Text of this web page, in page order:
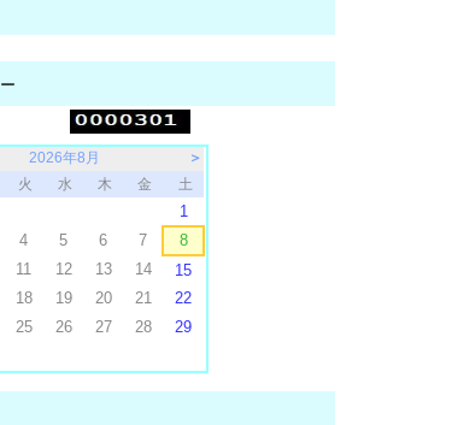
2026年8月
＞
火 水 木 金 土
1
4 5 6 7
8
11 12 13 14
15
18 19 20 21
22
25 26 27 28
29